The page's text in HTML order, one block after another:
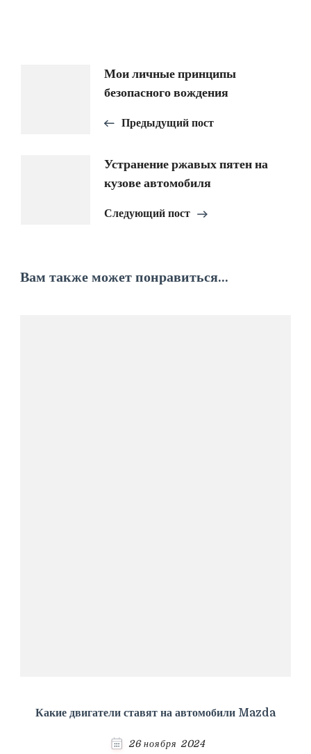
НавигацияМои личные принципы
безопасного вождения
Предыдущий пост
Устранение ржавых пятен на
кузове автомобиля
Следующий пост
Вам также может понравиться...
Какие двигатели ставят на автомобили Mazda
26 ноября 2024